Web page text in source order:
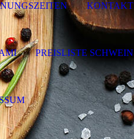
KONTAKT
PREISLISTE SCHWEIN